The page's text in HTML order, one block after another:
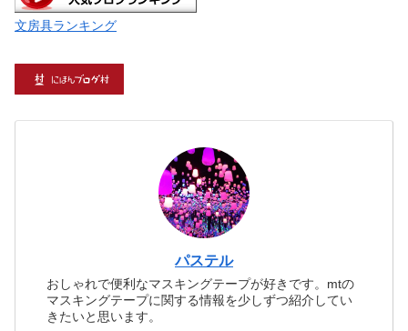
文房具ランキング
パステル
おしゃれで便利なマスキングテープが好きです。mtの
マスキングテープに関する情報を少しずつ紹介してい
きたいと思います。